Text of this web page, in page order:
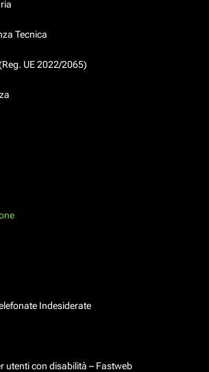
Tecnica
UE 2022/2065)
Indesiderate
utenti con disabilità – Fastweb